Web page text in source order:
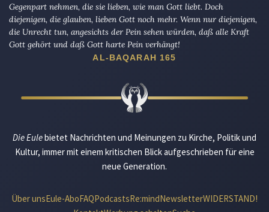
Gegenpart nehmen, die sie lieben, wie man Gott liebt. Doch
diejenigen, die glauben, lieben Gott noch mehr. Wenn nur diejenigen,
die Unrecht tun, angesichts der Pein sehen würden, daß alle Kraft
Gott gehört und daß Gott harte Pein verhängt!
AL-BAQARAH 165
Die Eulebietet Nachrichten und Meinungen zu Kirche, Politik und
Kultur, immer mit einem kritischen Blick aufgeschrieben für eine
neue Generation.
Über unsEule-AboFAQPodcastsRe:mindNewsletterWIDERSTAND!